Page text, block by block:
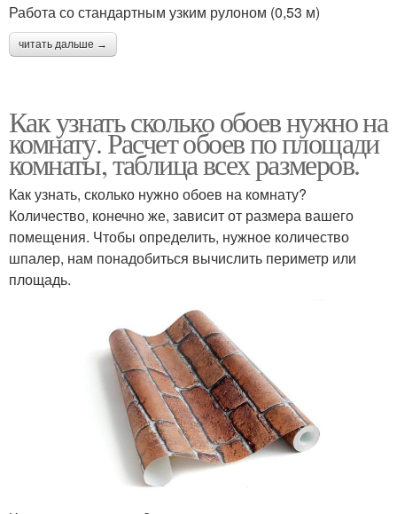
Работа со стандартным узким рулоном (0,53 м)
читать дальше →
Как узнать сколько обоев нужно на
комнату. Расчет обоев по площади
комнаты, таблица всех размеров.
Как узнать, сколько нужно обоев на комнату?
Количество, конечно же, зависит от размера вашего
помещения. Чтобы определить, нужное количество
шпалер, нам понадобиться вычислить периметр или
площадь.